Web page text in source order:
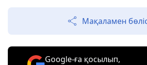
Мақаламен
Google-ға қосылып,